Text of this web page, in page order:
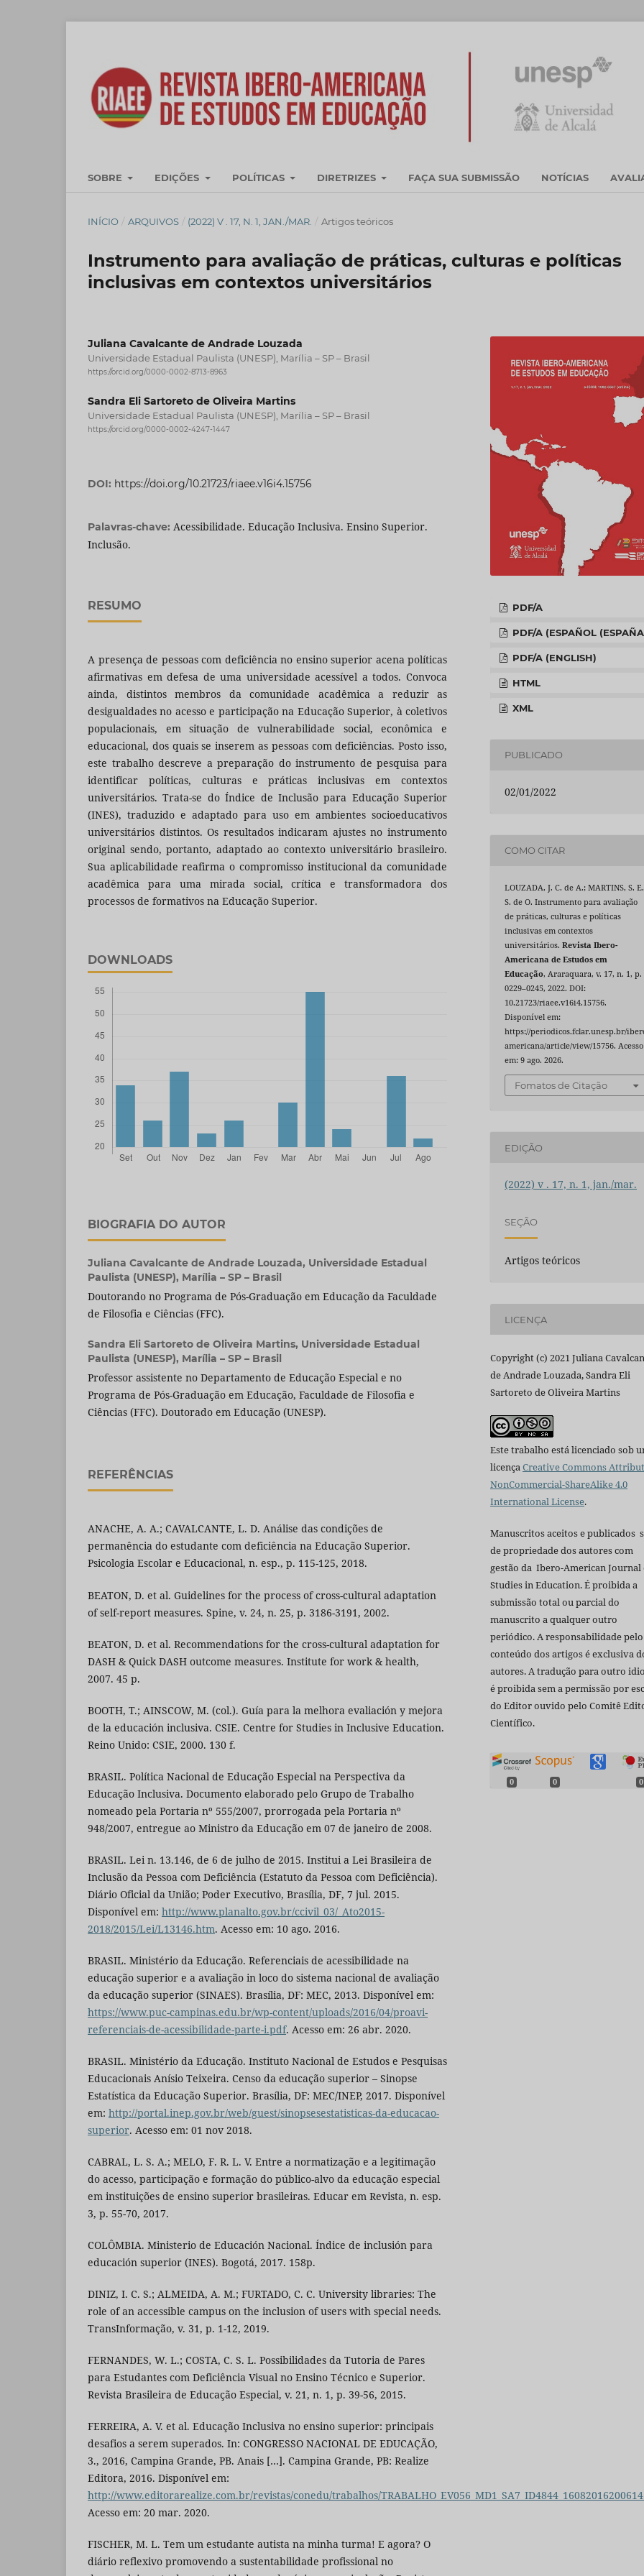
SOBRE EDIÇÕES POLÍTICAS DIRETRIZES FAÇA SUA SUBMISSÃO NOTÍCIAS
INÍCIO / ARQUIVOS / (2022) V . 17, N. 1, JAN./MAR. / Artigos teóricos
Instrumento para avaliação de práticas, culturas e políticas
inclusivas em contextos universitários
Juliana Cavalcante de Andrade Louzada
Universidade Estadual Paulista (UNESP), Marília – SP – Brasil
https://orcid.org/0000-0002-8713-8963
Sandra Eli Sartoreto de Oliveira Martins
Universidade Estadual Paulista (UNESP), Marília – SP – Brasil
https://orcid.org/0000-0002-4247-1447
DOI: https://doi.org/10.21723/riaee.v16i4.15756
Palavras-chave: Acessibilidade. Educação Inclusiva. Ensino Superior.
Inclusão.
RESUMO
A presença de pessoas com deficiência no ensino superior acena políticas
afirmativas em defesa de uma universidade acessível a todos. Convoca
ainda, distintos membros da comunidade acadêmica a reduzir as
desigualdades no acesso e participação na Educação Superior, à coletivos
populacionais, em situação de vulnerabilidade social, econômica e
educacional, dos quais se inserem as pessoas com deficiências. Posto isso,
este trabalho descreve a preparação do instrumento de pesquisa para
identificar políticas, culturas e práticas inclusivas em contextos
universitários. Trata-se do Índice de Inclusão para Educação Superior
(INES), traduzido e adaptado para uso em ambientes socioeducativos
universitários distintos. Os resultados indicaram ajustes no instrumento
original sendo, portanto, adaptado ao contexto universitário brasileiro.
Sua aplicabilidade reafirma o compromisso institucional da comunidade
acadêmica para uma mirada social, crítica e transformadora dos
processos de formativos na Educação Superior.
DOWNLOADS
BIOGRAFIA DO AUTOR
Juliana Cavalcante de Andrade Louzada, Universidade Estadual
Paulista (UNESP), Marília – SP – Brasil
Doutorando no Programa de Pós-Graduação em Educação da Faculdade
de Filosofia e Ciências (FFC).
Sandra Eli Sartoreto de Oliveira Martins, Universidade Estadual
Paulista (UNESP), Marília – SP – Brasil
Professor assistente no Departamento de Educação Especial e no
Programa de Pós-Graduação em Educação, Faculdade de Filosofia e
Ciências (FFC). Doutorado em Educação (UNESP).
REFERÊNCIAS
ANACHE, A. A.; CAVALCANTE, L. D. Análise das condições de
permanência do estudante com deficiência na Educação Superior.
Psicologia Escolar e Educacional, n. esp., p. 115-125, 2018.
BEATON, D. et al. Guidelines for the process of cross-cultural adaptation
of self-report measures. Spine, v. 24, n. 25, p. 3186-3191, 2002.
BEATON, D. et al. Recommendations for the cross-cultural adaptation for
DASH & Quick DASH outcome measures. Institute for work & health,
2007. 45 p.
BOOTH, T.; AINSCOW, M. (col.). Guía para la melhora evaliación y mejora
de la educación inclusiva. CSIE. Centre for Studies in Inclusive Education.
Reino Unido: CSIE, 2000. 130 f.
BRASIL. Política Nacional de Educação Especial na Perspectiva da
Educação Inclusiva. Documento elaborado pelo Grupo de Trabalho
nomeado pela Portaria nº 555/2007, prorrogada pela Portaria nº
948/2007, entregue ao Ministro da Educação em 07 de janeiro de 2008.
BRASIL. Lei n. 13.146, de 6 de julho de 2015. Institui a Lei Brasileira de
Inclusão da Pessoa com Deficiência (Estatuto da Pessoa com Deficiência).
Diário Oficial da União; Poder Executivo, Brasília, DF, 7 jul. 2015.
Disponível em: http://www.planalto.gov.br/ccivil_03/_Ato2015-
2018/2015/Lei/L13146.htm. Acesso em: 10 ago. 2016.
BRASIL. Ministério da Educação. Referenciais de acessibilidade na
educação superior e a avaliação in loco do sistema nacional de avaliação
da educação superior (SINAES). Brasília, DF: MEC, 2013. Disponível em:
https://www.puc-campinas.edu.br/wp-content/uploads/2016/04/proavi-
referenciais-de-acessibilidade-parte-i.pdf. Acesso em: 26 abr. 2020.
BRASIL. Ministério da Educação. Instituto Nacional de Estudos e Pesquisas
Educacionais Anísio Teixeira. Censo da educação superior – Sinopse
Estatística da Educação Superior. Brasília, DF: MEC/INEP, 2017. Disponível
em: http://portal.inep.gov.br/web/guest/sinopsesestatisticas-da-educacao-
superior. Acesso em: 01 nov 2018.
CABRAL, L. S. A.; MELO, F. R. L. V. Entre a normatização e a legitimação
do acesso, participação e formação do público-alvo da educação especial
em instituições de ensino superior brasileiras. Educar em Revista, n. esp.
3, p. 55-70, 2017.
COLÔMBIA. Ministerio de Educación Nacional. Índice de inclusión para
educación superior (INES). Bogotá, 2017. 158p.
DINIZ, I. C. S.; ALMEIDA, A. M.; FURTADO, C. C. University libraries: The
role of an accessible campus on the inclusion of users with special needs.
TransInformação, v. 31, p. 1-12, 2019.
FERNANDES, W. L.; COSTA, C. S. L. Possibilidades da Tutoria de Pares
para Estudantes com Deficiência Visual no Ensino Técnico e Superior.
Revista Brasileira de Educação Especial, v. 21, n. 1, p. 39-56, 2015.
FERREIRA, A. V. et al. Educação Inclusiva no ensino superior: principais
desafios a serem superados. In: CONGRESSO NACIONAL DE EDUCAÇÃO,
3., 2016, Campina Grande, PB. Anais […]. Campina Grande, PB: Realize
Editora, 2016. Disponível em:
http://www.editorarealize.com.br/revistas/conedu/trabalhos/
Acesso em: 20 mar. 2020.
FISCHER, M. L. Tem um estudante autista na minha turma! E agora? O
diário reflexivo promovendo a sustentabilidade profissional no
PDF/A
PDF/A (ESPAÑOL
PDF/A (ENGLISH)
HTML
XML
PUBLICADO
02/01/2022
COMO CITAR
LOUZADA, J. C. de A.; MARTINS, S. E.
S. de O. Instrumento para avaliação
de práticas, culturas e políticas
inclusivas em contextos
universitários.Revista Ibero-
Americana de Estudos em
Educação, Araraquara, v. 17, n. 1, p.
0229–0245, 2022. DOI:
10.21723/riaee.v16i4.15756.
Disponível em:
https://periodicos.fclar.unesp.br/
americana/article/view/15756. Acesso
em: 9 ago. 2026.
Fomatos de Citação
EDIÇÃO
(2022) v . 17, n. 1, jan./mar.
SEÇÃO
Artigos teóricos
LICENÇA
Copyright (c) 2021 Juliana
de Andrade Louzada, Sandra Eli
Sartoreto de Oliveira Martins
Este trabalho está licenciado sob
licençaCreative Commons
NonCommercial-ShareAlike 4.0
International License.
Manuscritos aceitos e publicados
de propriedade dos autores com
gestão da Ibero-American Journal
Studies in Education. É proibida a
submissão total ou parcial do
manuscrito a qualquer outro
periódico. A responsabilidade pelo
conteúdo dos artigos é exclusiva
autores. A tradução para outro
é proibida sem a permissão por
do Editor ouvido pelo Comitê
Científico.
0 0 0